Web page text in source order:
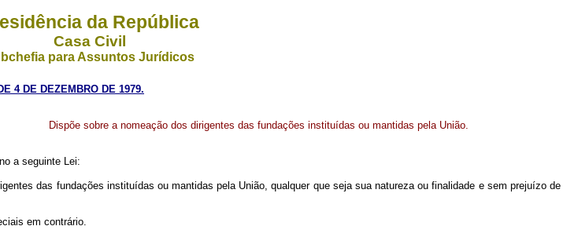
da República
Casa Civil
para Assuntos Jurídicos
4 DE DEZEMBRO DE 1979.
Dispõe sobre a nomeação dos dirigentes das fundações instituídas ou mantidas pela União.
a seguinte Lei:
das fundações instituídas ou mantidas pela União, qualquer que seja sua natureza ou finalidade e sem prejuízo de
em contrário.